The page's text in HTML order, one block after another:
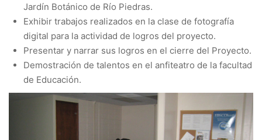
Jardín Botánico de Río Piedras.
Exhibir trabajos realizados en la clase de fotografía
digital para la actividad de logros del proyecto.
Presentar y narrar sus logros en el cierre del Proyecto.
Demostración de talentos en el anfiteatro de la facultad
de Educación.